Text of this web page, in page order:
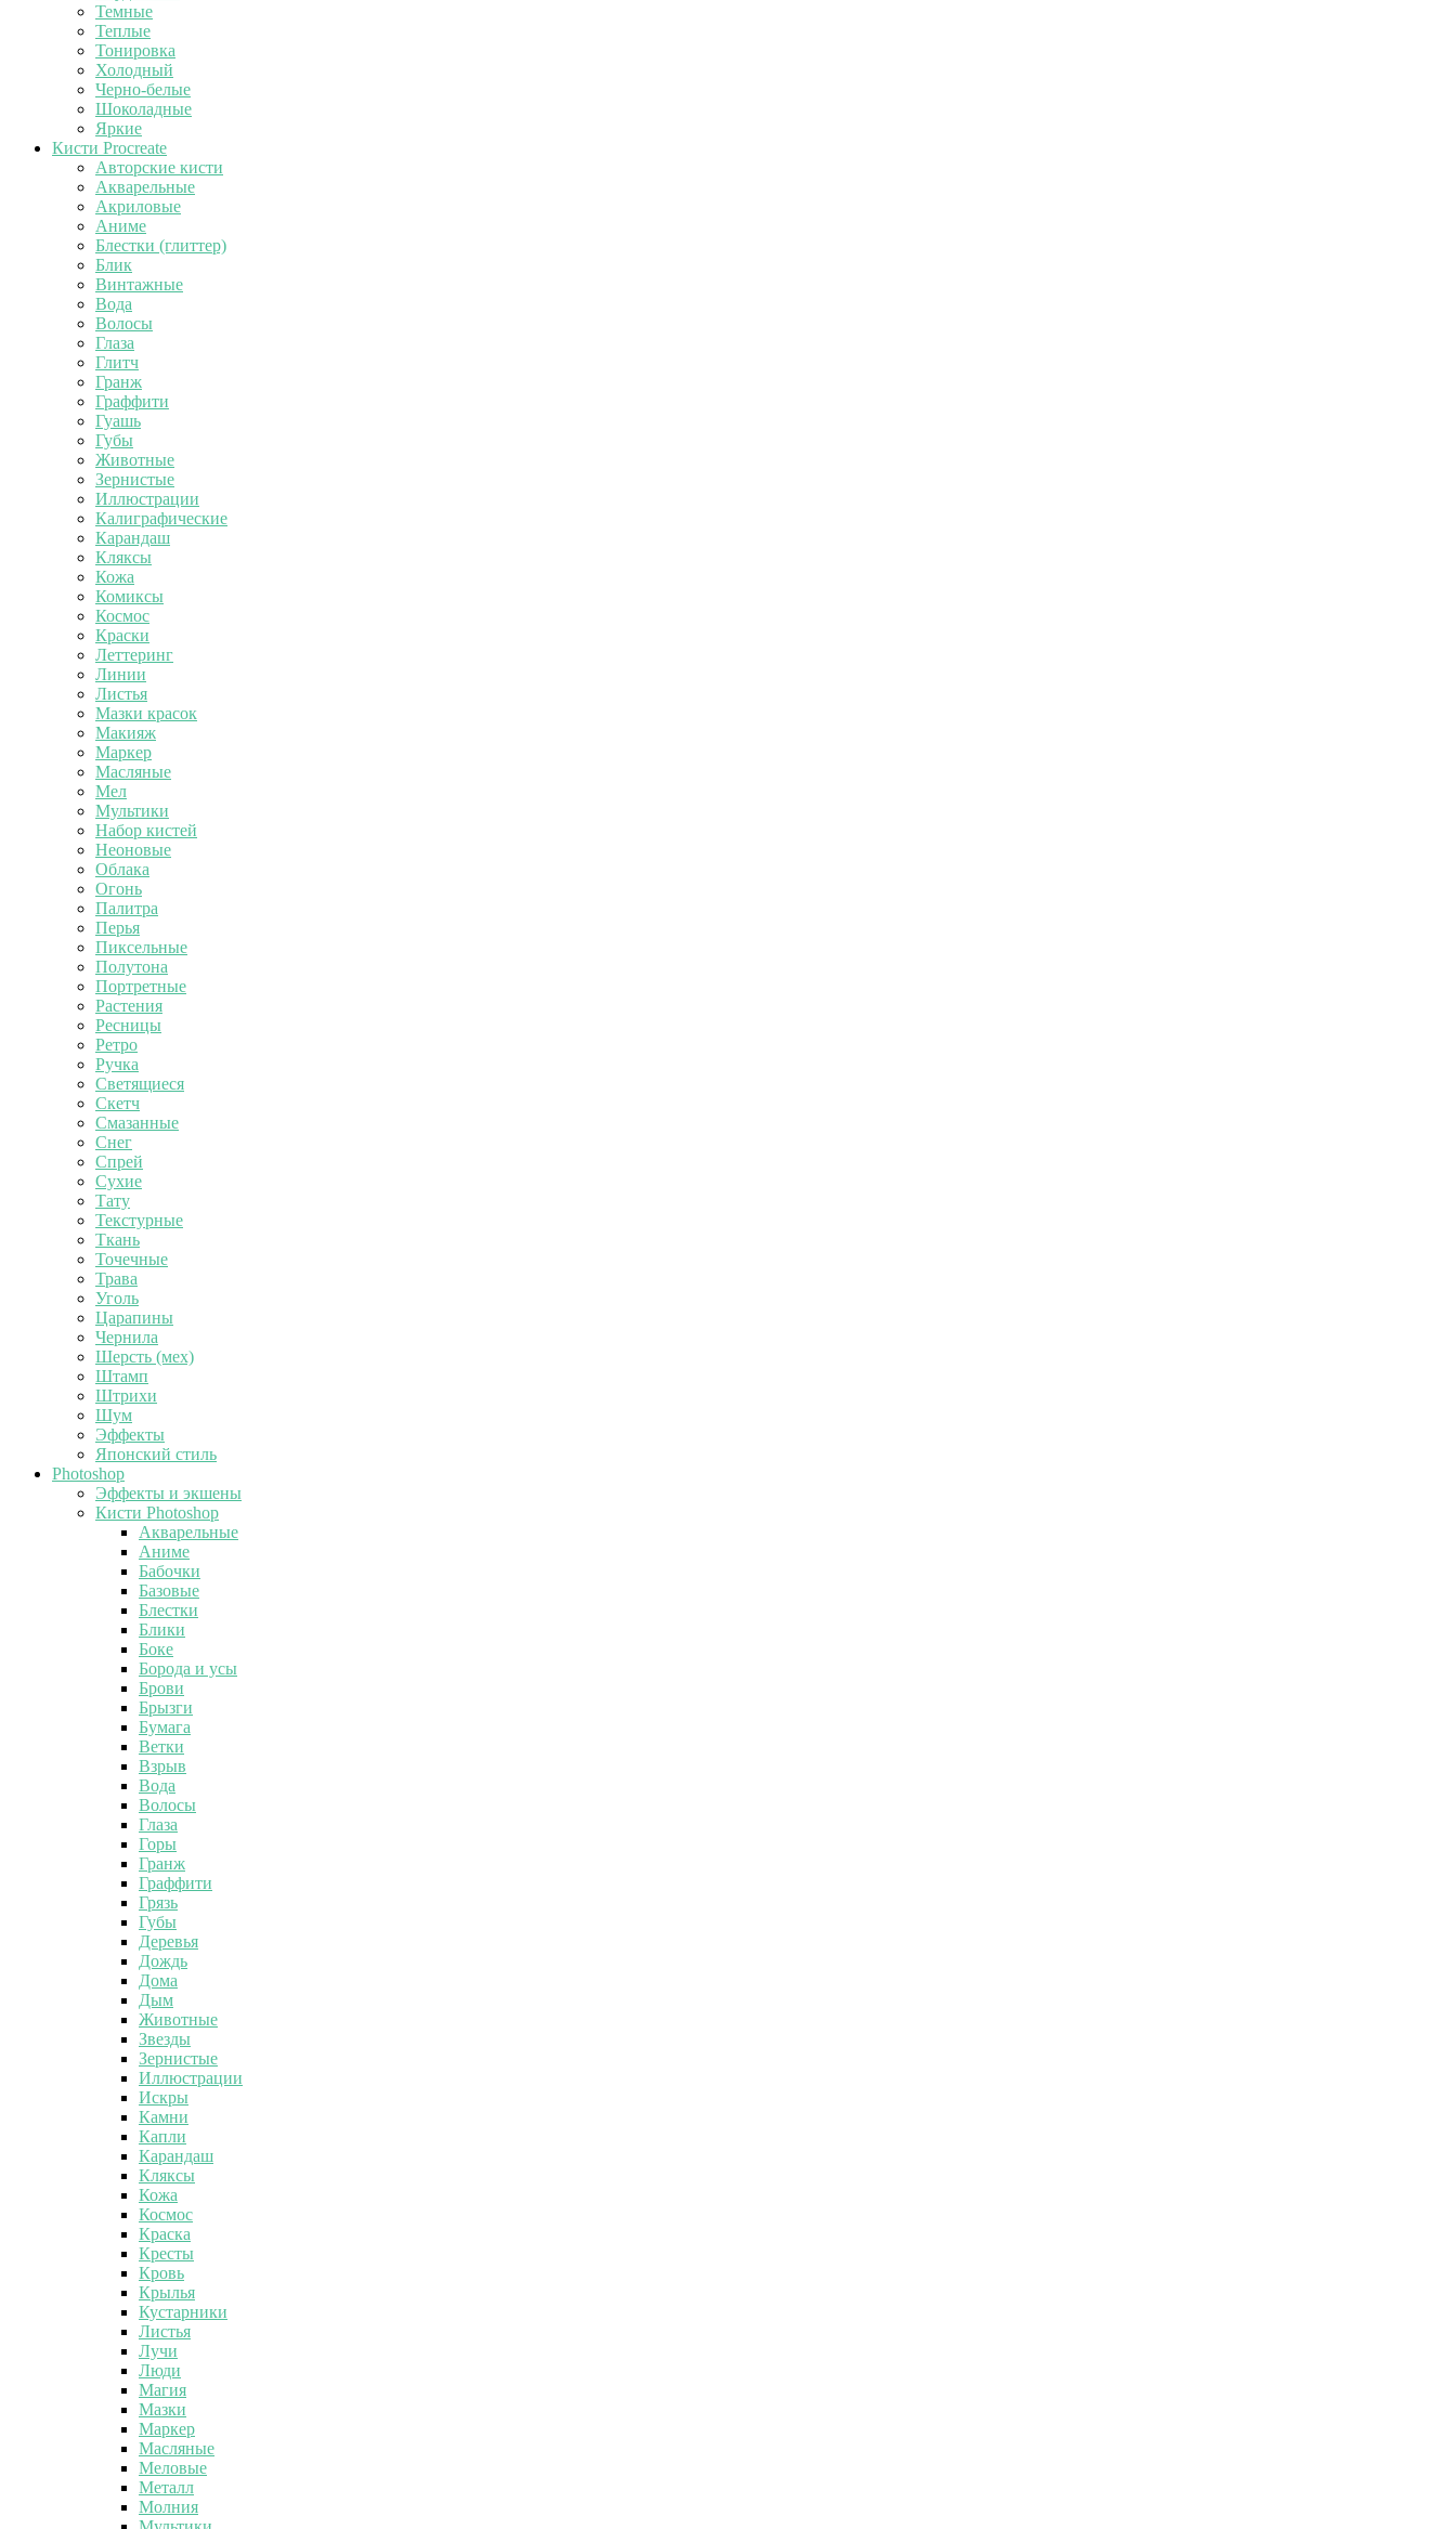
Темные
Теплые
Тонировка
Холодный
Черно-белые
Шоколадные
Яркие
Кисти Procreate
Авторские кисти
Акварельные
Акриловые
Аниме
Блестки (глиттер)
Блик
Винтажные
Вода
Волосы
Глаза
Глитч
Гранж
Граффити
Гуашь
Губы
Животные
Зернистые
Иллюстрации
Калиграфические
Карандаш
Кляксы
Кожа
Комиксы
Космос
Краски
Леттеринг
Линии
Листья
Мазки красок
Макияж
Маркер
Масляные
Мел
Мультики
Набор кистей
Неоновые
Облака
Огонь
Палитра
Перья
Пиксельные
Полутона
Портретные
Растения
Ресницы
Ретро
Ручка
Светящиеся
Скетч
Смазанные
Снег
Спрей
Сухие
Тату
Текстурные
Ткань
Точечные
Трава
Уголь
Царапины
Чернила
Шерсть (мех)
Штамп
Штрихи
Шум
Эффекты
Японский стиль
Photoshop
Эффекты и экшены
Кисти Photoshop
Акварельные
Аниме
Бабочки
Базовые
Блестки
Блики
Боке
Борода и усы
Брови
Брызги
Бумага
Ветки
Взрыв
Вода
Волосы
Глаза
Горы
Гранж
Граффити
Грязь
Губы
Деревья
Дождь
Дома
Дым
Животные
Звезды
Зернистые
Иллюстрации
Искры
Камни
Капли
Карандаш
Кляксы
Кожа
Космос
Краска
Кресты
Кровь
Крылья
Кустарники
Листья
Лучи
Люди
Магия
Мазки
Маркер
Масляные
Меловые
Металл
Молния